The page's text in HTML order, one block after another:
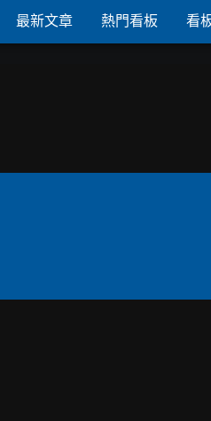
最新文章 熱門看板 看